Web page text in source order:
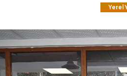
Yerel